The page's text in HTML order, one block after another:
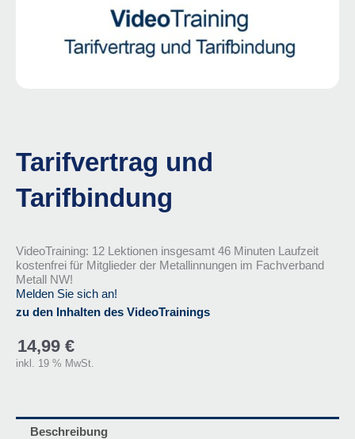
Tarifvertrag und
Tarifbindung
VideoTraining: 12 Lektionen insgesamt 46 Minuten Laufzeit
kostenfrei für Mitglieder der Metallinnungen im Fachverband
Metall NW!
Melden Sie sich an!
zu den Inhalten des VideoTrainings
14,99 €
inkl. 19 % MwSt.
Beschreibung